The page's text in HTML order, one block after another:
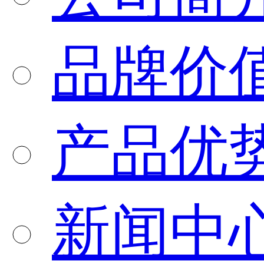
品牌价
产品优
新闻中